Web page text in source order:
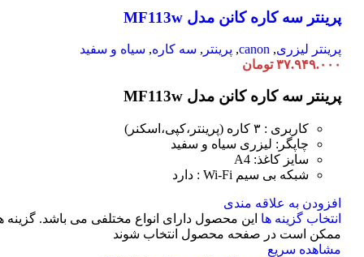
پرینتر سه کاره کانن مدل MF113w
پرینتر لیزری,
canon
, پرینتر , سه کاره, سیاه و سفید
۳۷.۹۴۹.۰۰۰ تومان
پرینتر سه کاره کانن مدل MF113w
کاربری : ۳ کاره (پرینتر،کپی،اسکنر)
چاپگر: لیزری سیاه و سفید
سایز کاغذ: A4
شبکه بی سیم Wi-Fi : دارد
افزودن به علاقه مندی
انتخاب گزینه ها این محصول دارای انواع مختلفی می باشد. گزینه
ممکن است در صفحه محصول انتخاب شوند
مشاهده سریع